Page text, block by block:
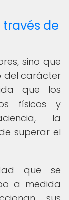
de
sino que
del carácter
que los
físicos y
la
superar el
que se
a medida